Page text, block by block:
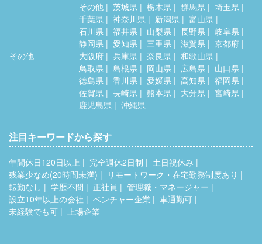
その他
その他 茨城県 栃木県 群馬県
埼玉県
千葉県
神奈川県 新潟県
富山県
石川県
福井県 山梨県 長野県
岐阜県
静岡県
愛知県 三重県 滋賀県
京都府
大阪府
兵庫県 奈良県
和歌山県
鳥取県
島根県 岡山県 広島県
山口県
徳島県
香川県 愛媛県 高知県
福岡県
佐賀県
長崎県 熊本県 大分県
宮崎県
鹿児島県
沖縄県
注目キーワードから探す
年間休日120日以上 完全週休2日制
土日祝休み
残業少なめ(20時間未満)
リモートワーク・在宅勤務制度あり
転勤なし
学歴不問 正社員
管理職・マネージャー
設立10年以上の会社
ベンチャー企業
車通勤可
未経験でも可
上場企業